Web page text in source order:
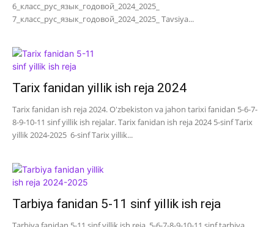
6_класс_рус_язык_годовой_2024_2025_
7_класс_рус_язык_годовой_2024_2025_ Tavsiya...
Tarix fanidan yillik ish reja 2024
Tarix fanidan ish reja 2024. O'zbekiston va jahon tarixi fanidan 5-6-7-
8-9-10-11 sinf yillik ish rejalar. Tarix fanidan ish reja 2024 5-sinf Tarix
yillik 2024-2025 6-sinf Tarix yillik...
Tarbiya fanidan 5-11 sinf yillik ish reja